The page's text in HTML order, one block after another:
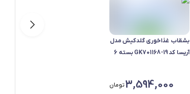
بشقاب غذاخوری گلدکیش مدل
آریسا کد GK701168-19 بسته 6
3,594,000تومان